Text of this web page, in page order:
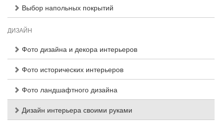
Выбор напольных покрытий
ДИЗАЙН
Фото дизайна и декора интерьеров
Фото исторических интерьеров
Фото ландшафтного дизайна
Дизайн интерьера своими руками